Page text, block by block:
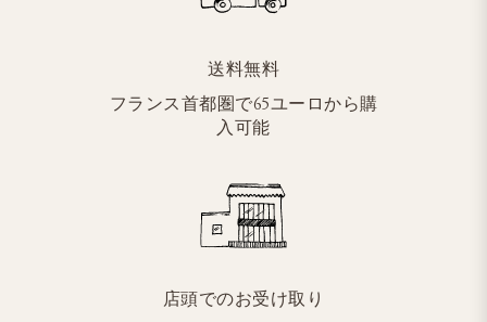
送料無料
フランス首都圏で65ユーロから購
入可能
店頭でのお受け取り